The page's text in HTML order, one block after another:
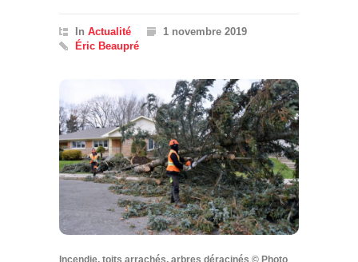
In Actualité
1 novembre 2019
Éric Beaupré